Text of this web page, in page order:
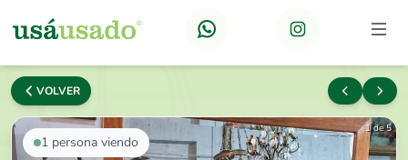
VOLVER
1 persona viendo
1 de 5